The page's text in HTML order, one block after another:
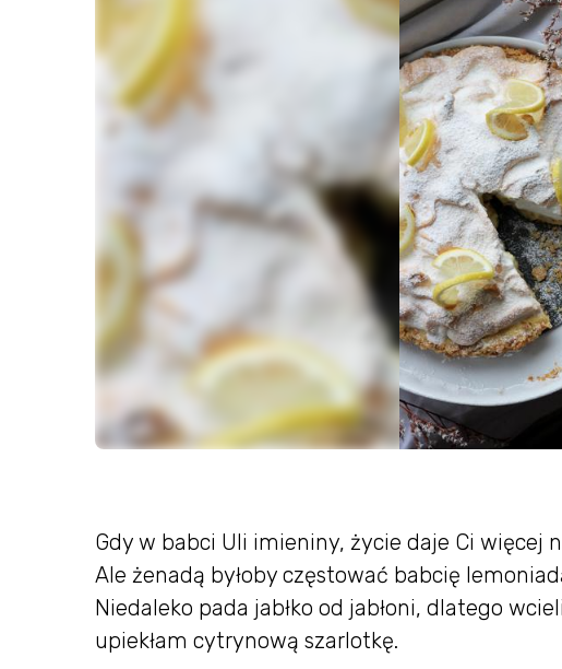
Gdy w babci Uli imieniny, życie daje Ci więcej
Ale żenadą byłoby częstować babcię
Niedaleko pada jabłko od jabłoni, dlatego
upiekłam cytrynową szarlotkę.